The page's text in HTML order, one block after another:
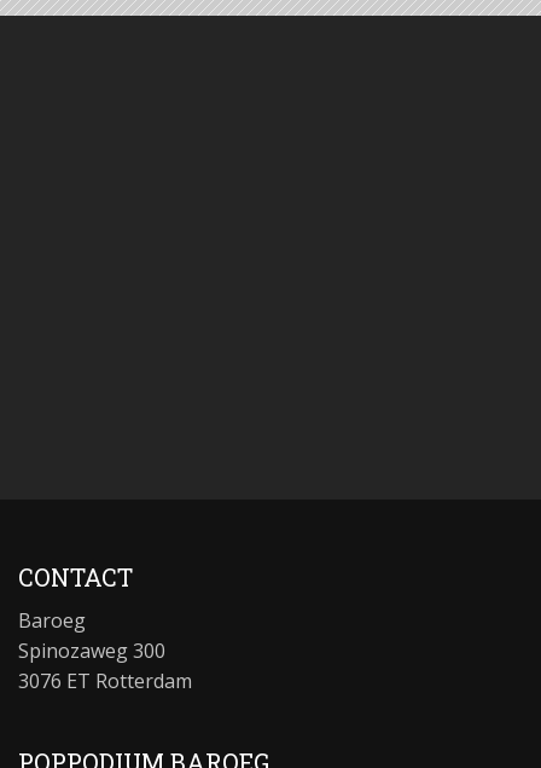
CONTACT
Baroeg
Spinozaweg 300
3076 ET Rotterdam